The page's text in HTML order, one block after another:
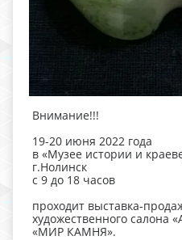
Внимание!!!
19-20 июня 2022 года
в «Музее истории и
г.Нолинск
с 9 до 18 часов
проходит выставка-
художественного салона
«МИР КАМНЯ».